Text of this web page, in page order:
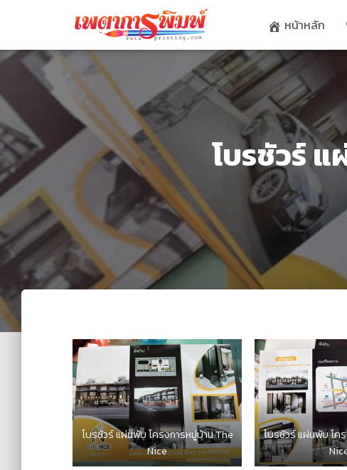
หน้าหลัก
โบรชัวร์
โบรชัวร์ แผ่นพับ โครงการหมู่บ้าน The
Nice
โบรชัวร์ แผ่นพับ โค